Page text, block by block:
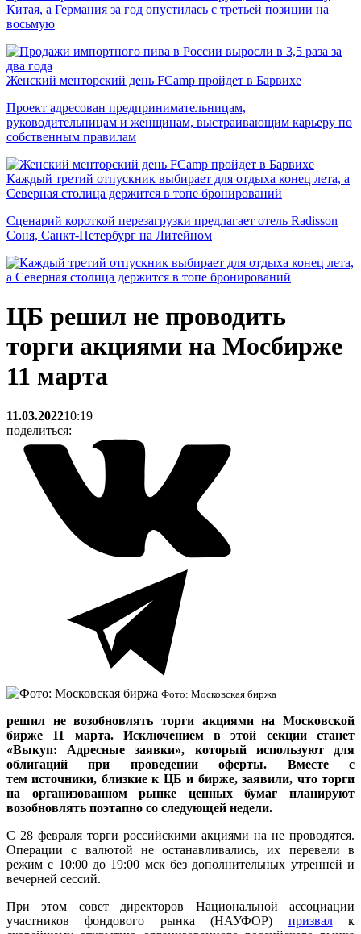
Китая, а Германия за год опустилась с третьей позиции на
восьмую
Женский менторский день FCamp пройдет в Барвихе
Проект адресован предпринимательницам,
руководительницам и женщинам, выстраивающим карьеру по
собственным правилам
Каждый третий отпускник выбирает для отдыха конец лета, а
Северная столица держится в топе бронирований
Сценарий короткой перезагрузки предлагает отель Radisson
Соня, Санкт-Петербург на Литейном
ЦБ решил не проводить
торги акциями на Мосбирже
11 марта
11.03.202210:19
поделиться:
Фото: Московская биржа
решил не возобновлять торги акциями на Московской
бирже 11 марта. Исключением
в этой секции станет
«Выкуп: Адресные заявки», который используют для
облигаций при проведении оферты. Вместе с
темисточники, близкие к ЦБ и бирже, заявили, чтоторги
на организованном рынке ценных бумаг планируют
возобновлять поэтапно со следующей недели.
С 28 февраля торги российскими акциями на не проводятся.
Операции с валютой не останавливались, их перевели в
режим с 10:00 до 19:00 мск без дополнительных утренней и
вечерней сессий.
При этом совет директоров Национальной ассоциации
участников фондового рынка (НАУФОР) призвалк